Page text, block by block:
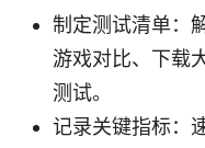
制定测试清单：
游戏对比、下载
测试。
记录关键指标：